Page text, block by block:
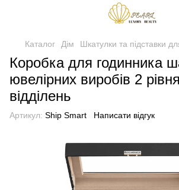
Каталог Дім Шкатулки та підставки
Коробка для годинника
ювелірних виробів 2
відділень
Артикул: Ship Smart Написати відгук